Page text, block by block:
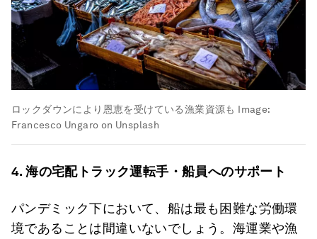
ロックダウンにより恩恵を受けている漁業資源も Image:
Francesco Ungaro on Unsplash
4.海の宅配トラック運転手・船員へのサポート
パンデミック下において、船は最も困難な労働環
境であることは間違いないでしょう。海運業や漁